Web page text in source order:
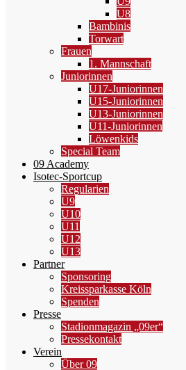
U8
Bambinis
Torwart
Frauen
1. Mannschaft
Juniorinnen
U17-Juniorinnen
U15-Juniorinnen
U13-Juniorinnen
U11-Juniorinnen
Löwenkids
Special Team
09 Academy
Isotec-Sportcup
Regularien
U9
U10
U11
U12
U13
Partner
Sponsoring
Kreissparkasse Köln
Spenden
Presse
Stadionmagazin „09er“
Pressekontakt
Verein
Über 09